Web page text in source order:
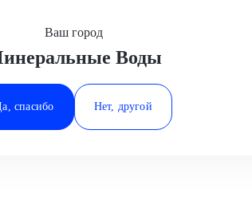
Минеральные Воды
Ростов-на-Дону
Ставрополь
Ваш город
Воды
спасибо Нет, другой